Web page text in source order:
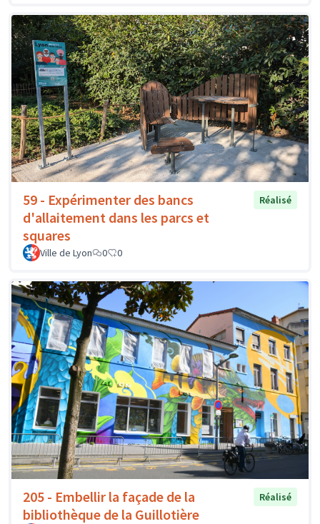
59 - Expérimenter des bancs
d'allaitement dans les parcs et
squares
Réalisé
Ville de Lyon 0 0
205 - Embellir la façade de la
bibliothèque de la Guillotière
Réalisé